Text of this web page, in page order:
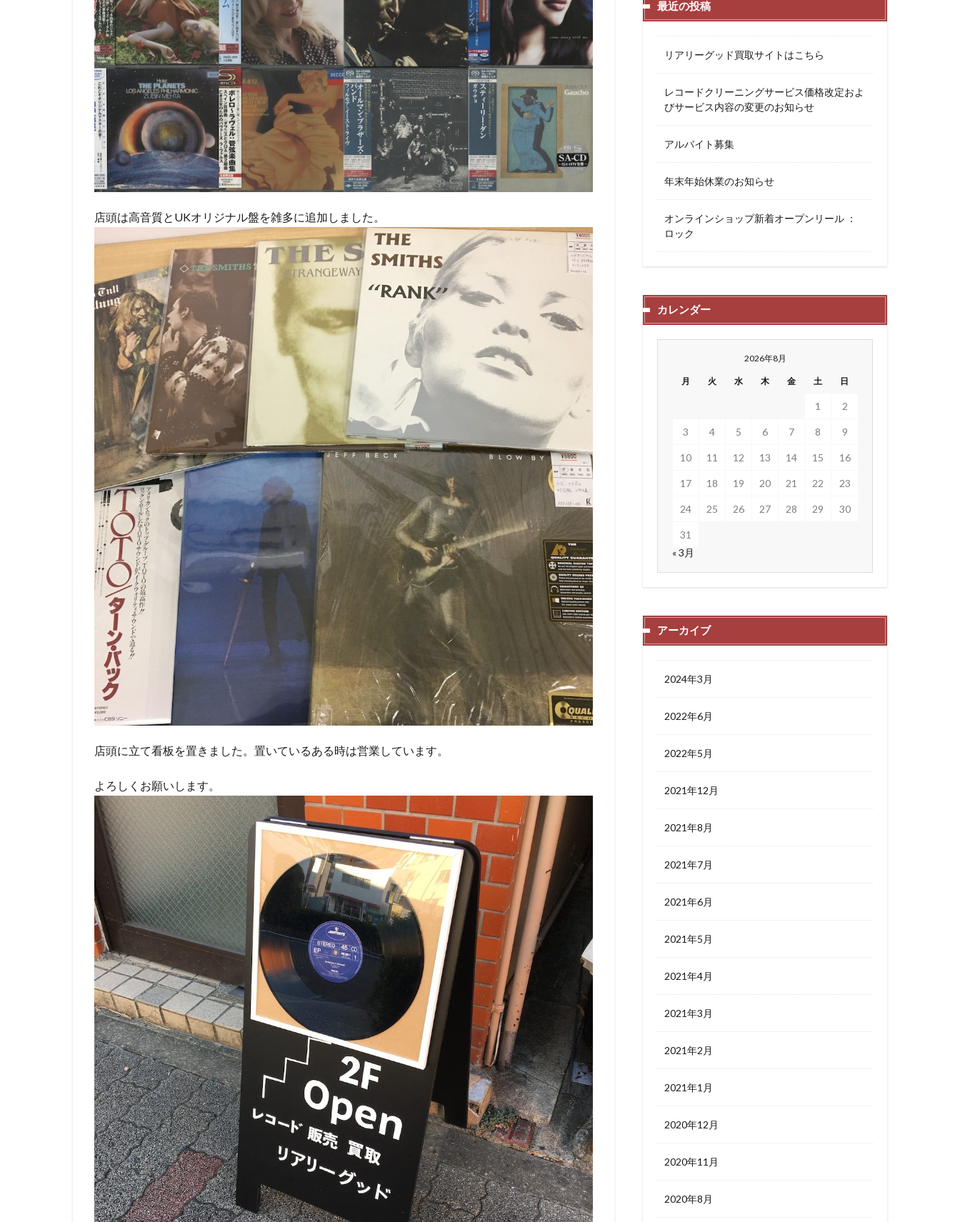
店頭は高音質とUKオリジナル盤を雑多に追加しました。
店頭に立て看板を置きました。置いているある時は営業しています。
よろしくお願いします。
最近の投稿
リアリーグッド買取サイトはこちら
レコードクリーニングサービス価格改定およ
びサービス内容の変更のお知らせ
アルバイト募集
年末年始休業のお知らせ
オンラインショップ新着オープンリール ：
ロック
カレンダー
2026年8月
月 火 水 木 金 土 日
1 2
3 4 5 6 7 8 9
10 11 12 13 14 15 16
17 18 19 20 21 22 23
24 25 26 27 28 29 30
31
« 3月
アーカイブ
2024年3月
2022年6月
2022年5月
2021年12月
2021年8月
2021年7月
2021年6月
2021年5月
2021年4月
2021年3月
2021年2月
2021年1月
2020年12月
2020年11月
2020年8月